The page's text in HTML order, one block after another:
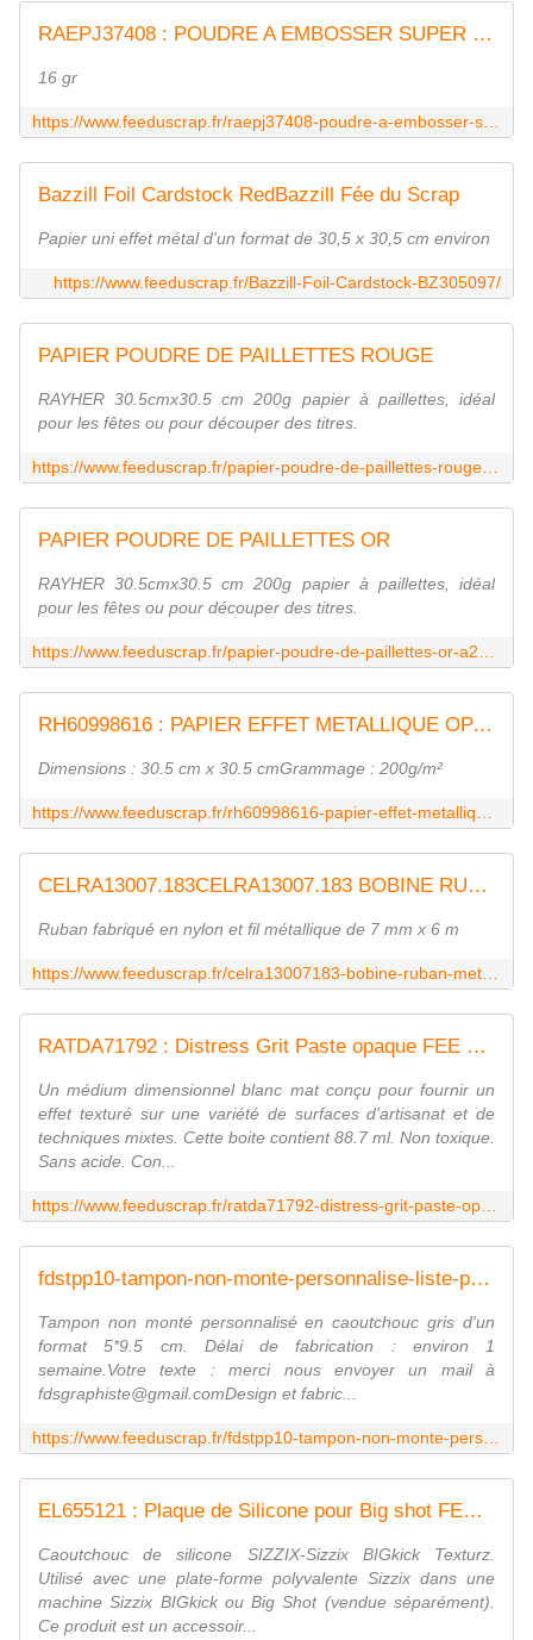
RAEPJ37408 : POUDRE A EMBOSSER SUPER FINE OR - fee du scrap
16 gr
Bazzill Foil Cardstock RedBazzill Fée du Scrap
Papier uni effet métal d'un format de 30,5 x 30,5 cm environ
https://www.feeduscrap.fr/Bazzill-Foil-Cardstock-BZ305097/
PAPIER POUDRE DE PAILLETTES ROUGE
RAYHER 30.5cmx30.5 cm 200g papier à paillettes, idéal
pour les fêtes ou pour découper des titres.
PAPIER POUDRE DE PAILLETTES OR
RAYHER 30.5cmx30.5 cm 200g papier à paillettes, idéal
pour les fêtes ou pour découper des titres.
RH60998616 : PAPIER EFFET METALLIQUE OPAQUE - OR RAYHER FEE DU SCRAP
Dimensions : 30.5 cm x 30.5 cmGrammage : 200g/m²
CELRA13007.183CELRA13007.183 BOBINE RUBAN METALLISE 7 MM - Or FEE DU SCRAP
Ruban fabriqué en nylon et fil métallique de 7 mm x 6 m
RATDA71792 : Distress Grit Paste opaque FEE DU SCRAP
Un médium dimensionnel blanc mat conçu pour fournir un
effet texturé sur une variété de surfaces d'artisanat et de
techniques mixtes. Cette boite contient 88.7 ml. Non toxique.
Sans acide. Con...
fdstpp10-tampon-non-monte-personnalise-liste-prenoms fee du scrap
Tampon non monté personnalisé en caoutchouc gris d'un
format 5*9.5 cm. Délai de fabrication : environ 1
semaine.Votre texte : merci nous envoyer un mail à
fdsgraphiste@gmail.comDesign et fabric...
EL655121 : Plaque de Silicone pour Big shot FEE DU SCRAP
Caoutchouc de silicone SIZZIX-Sizzix BIGkick Texturz.
Utilisé avec une plate-forme polyvalente Sizzix dans une
machine Sizzix BIGkick ou Big Shot (vendue séparément).
Ce produit est un accessoir...